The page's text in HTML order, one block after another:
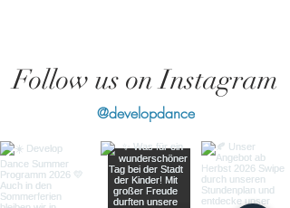
Follow us on Instagram
@developdance